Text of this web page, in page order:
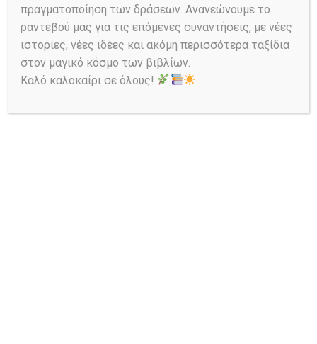
πραγματοποίηση των δράσεων. Ανανεώνουμε το
ραντεβού μας για τις επόμενες συναντήσεις, με νέες
ιστορίες, νέες ιδέες και ακόμη περισσότερα ταξίδια
στον μαγικό κόσμο των βιβλίων.
Καλό καλοκαίρι σε όλους!